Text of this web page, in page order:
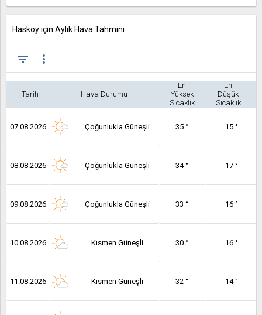
Hasköy için Aylık Hava Tahmini
filter_list more_vert
Tarih Hava Durumu
En
Yüksek
Sıcaklık
En
Düşük
Sıcaklık
07.08.2026 Çoğunlukla Güneşli 35 ° 15 °
08.08.2026 Çoğunlukla Güneşli 34 ° 17 °
09.08.2026 Çoğunlukla Güneşli 33 ° 16 °
10.08.2026 Kısmen Güneşli 30 ° 16 °
11.08.2026 Kısmen Güneşli 32 ° 14 °